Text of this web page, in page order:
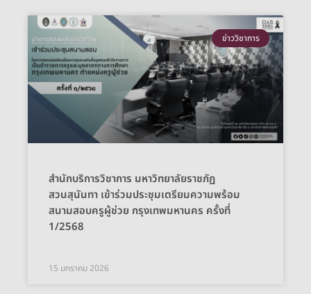
ข่าววิชาการ
สำนักบริการวิชาการ มหาวิทยาลัยราชภัฏ
สวนสุนันทา เข้าร่วมประชุมเตรียมความพร้อม
สนามสอบครูผู้ช่วย กรุงเทพมหานคร ครั้งที่
1/2568
15 มกราคม 2026